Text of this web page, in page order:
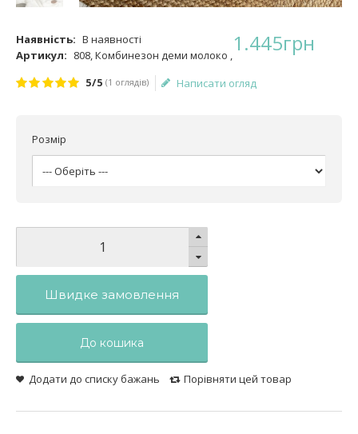
Наявність: В наявності
Артикул: 808, Комбинезон деми молоко ,1.445грн
5/5 (1 оглядів) Написати огляд
Розмір
Швидке замовлення
До кошика
Додати до списку бажань Порівняти цей товар